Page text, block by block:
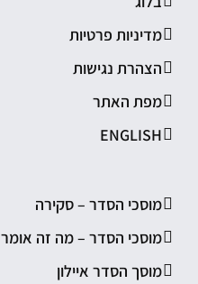
מדיניות פרטיות
הצהרת נגישות
מפת האתר
ENGLISH
מוסכי הסדר – סקירה
מוסכי הסדר – מה זה אומר
מוסך הסדר איילון